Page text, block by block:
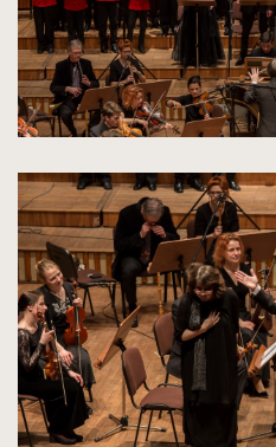
spowoduje
powiększenie
zdjęcia
do
rozmiarów
oryginalnych